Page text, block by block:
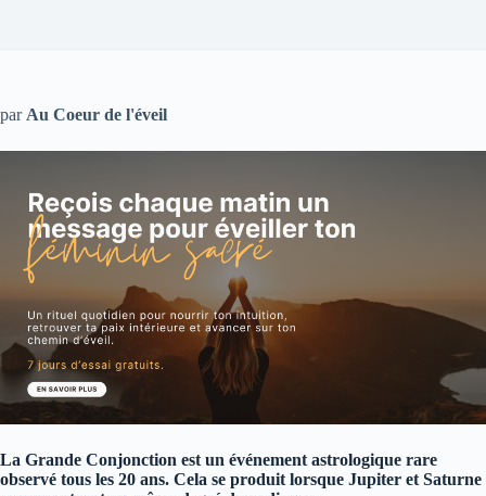
par Au Coeur de l'éveil
La Grande Conjonction est un événement astrologique rare
observé tous les 20 ans. Cela se produit lorsque Jupiter et Saturne